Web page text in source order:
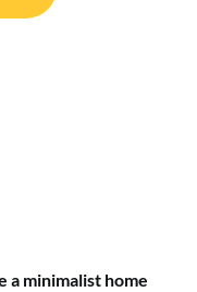
a minimalist home